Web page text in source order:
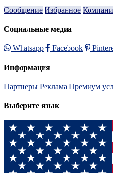
Сообщение Избранное
Социальные медиа
Whatsapp Facebook
Информация
Партнеры Реклама Премиум
Выберите язык